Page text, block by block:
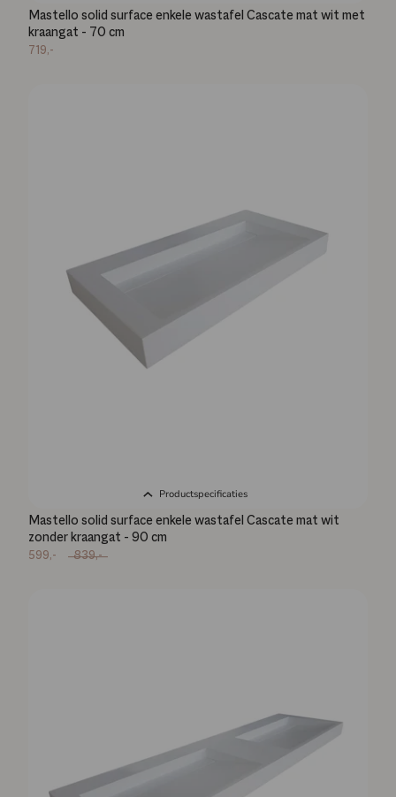
Mastello solid surface enkele wastafel Cascate mat wit met
kraangat - 70 cm
719,-
Productspecificaties
Mastello solid surface enkele wastafel Cascate mat wit
zonder kraangat - 90 cm
599,- 839,-